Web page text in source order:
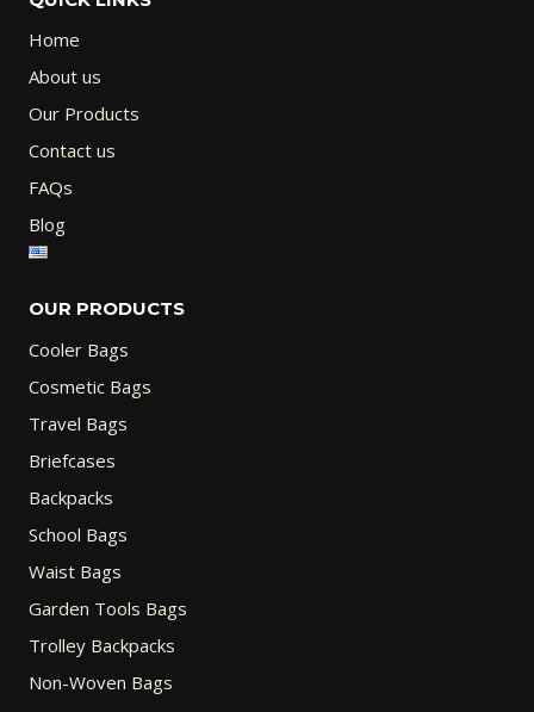
Home
About us
Our Products
Contact us
FAQs
Blog
OUR PRODUCTS
Cooler Bags
Cosmetic Bags
Travel Bags
Briefcases
Backpacks
School Bags
Waist Bags
Garden Tools Bags
Trolley Backpacks
Non-Woven Bags